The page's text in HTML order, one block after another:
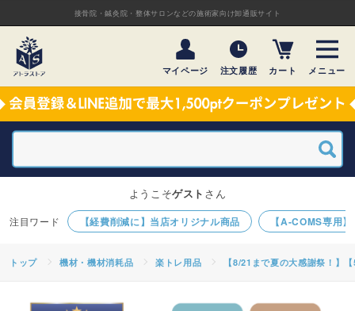
接骨院・鍼灸院・整体サロンなどの施術家向け卸通販サイト
マイページ 注文履歴 カート メニュー
【経費削減に】当店オリジナル商品 【A-COMS専用
ようこそゲスト さん
トップ 機材・機材消耗品 楽トレ用品 【8/21まで夏の大感謝祭！】